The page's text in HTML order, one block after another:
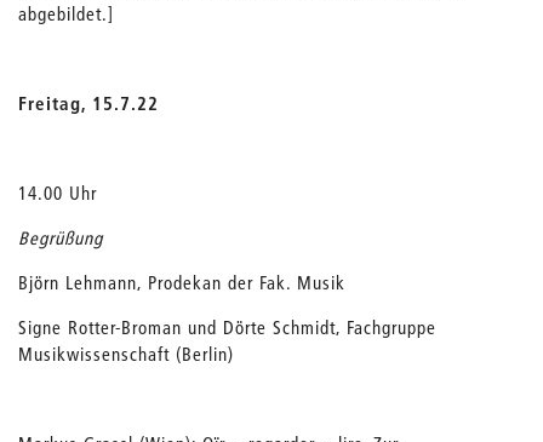
abgebildet.]
Freitag, 15.7.22
14.00 Uhr
Begrüßung
Björn Lehmann, Prodekan der Fak. Musik
Signe Rotter-Broman und Dörte Schmidt, Fachgruppe
Musikwissenschaft (Berlin)